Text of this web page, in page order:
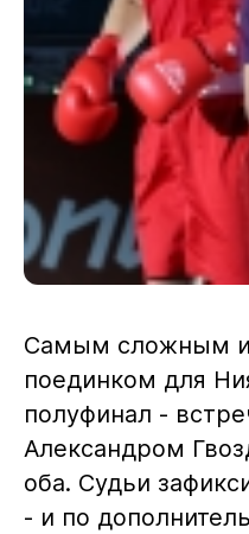
Самым сложным
поединком для
полуфинал -
Александром
оба. Судьи
- и по